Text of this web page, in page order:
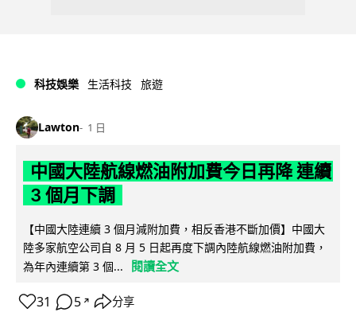
科技娛樂 生活科技 旅遊
Lawton 1 日
中國大陸航線燃油附加費今日再降 連續
3 個月下調
【中國大陸連續 3 個月減附加費，相反香港不斷加價】中國大
陸多家航空公司自 8 月 5 日起再度下調內陸航線燃油附加費，
為年內連續第 3 個...
閱讀全文
31 5 ↗ 分享